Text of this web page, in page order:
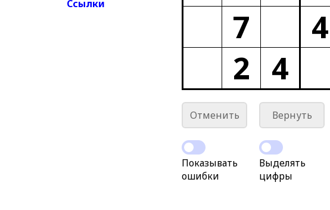
Ссылки
7
4
2 4
Отменить Вернуть
Показывать
ошибки
Выделять
цифры